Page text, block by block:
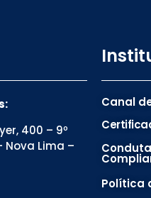
400 – 9º
Nova Lima –
Canal
Política